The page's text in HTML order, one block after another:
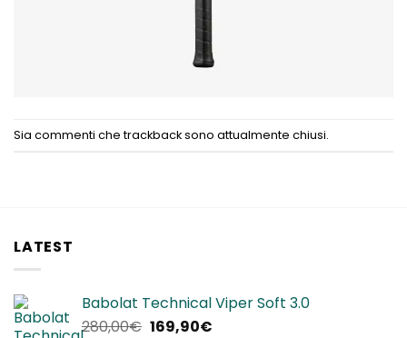
Sia commenti che trackback sono attualmente chiusi.
LATEST
Babolat Technical Viper Soft 3.0
280,00€ Il
169,90€Il